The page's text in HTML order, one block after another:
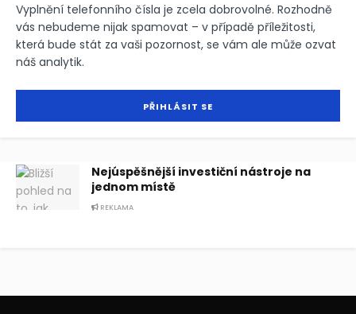
Vyplnění telefonního čísla je zcela dobrovolné. Rozhodně
vás nebudeme nijak spamovat – v případě příležitosti,
která bude stát za vaši pozornost, se vám ale může ozvat
náš analytik.
Nejúspěšnější investiční nástroje na
jednom místě
REKLAMA